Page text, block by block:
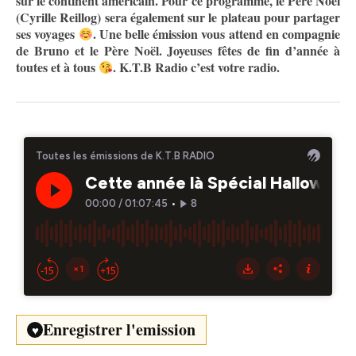
(Cyrille Reillog) sera également sur le plateau pour partager
ses voyages
. Une belle émission vous attend en compagnie
de Bruno et le Père Noël. Joyeuses fêtes de fin d’année à
toutes et à tous
. K.T.B Radio c’est votre radio.
♥ Enregistrer l'emission